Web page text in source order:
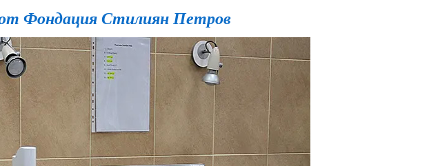
Фондация Стилиян Петров